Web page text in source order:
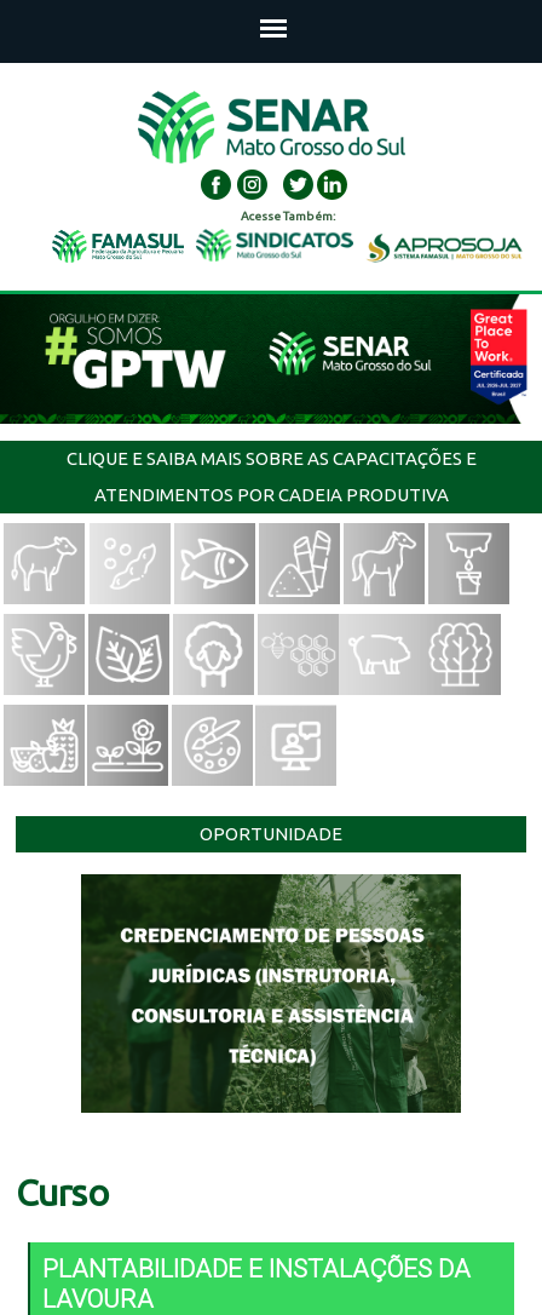
Acesse Também:
CLIQUE E SAIBA MAIS SOBRE AS CAPACITAÇÕES E
ATENDIMENTOS POR CADEIA PRODUTIVA
OPORTUNIDADE
Curso
PLANTABILIDADE E INSTALAÇÕES DA
LAVOURA